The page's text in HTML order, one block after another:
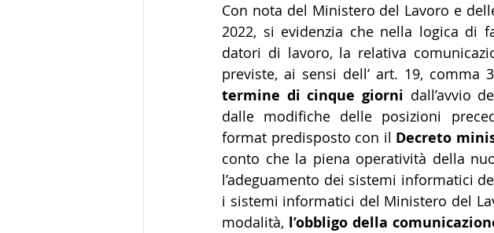
Con nota del Ministero del Lavoro e
2022, si evidenzia che nella logica di
datori di lavoro, la relativa
previste, ai sensi dell’ art. 19, comma
termine di cinque giorni dall’avvio
dalle modifiche delle posizioni
format predisposto con il Decreto
conto che la piena operatività della
l’adeguamento dei sistemi informatici
i sistemi informatici del Ministero del
modalità, l’obbligo della